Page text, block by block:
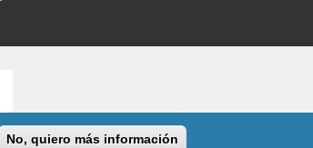
No, quiero más información